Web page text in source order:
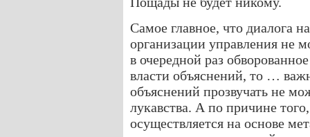
Самое главное, что диалога
организации управления не
в очередной раз
власти объяснений, то …
объяснений прозвучать не
лукавства. А по причине
осуществляется на основе